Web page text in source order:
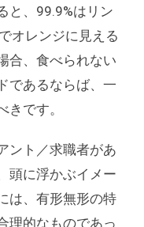
と、99.9%はリン
オレンジに見える
合、食べられない
であるならば、一
です。
ント／求職者があ
頭に浮かぶイメー
は、有形無形の特
理的なものであっ